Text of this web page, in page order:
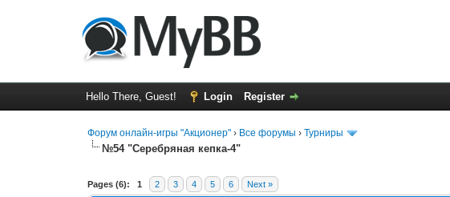
Hello There, Guest! Login Register
Форум онлайн-игры "Акционер" › Все форумы ›Турниры
№54 "Серебряная кепка-4"
Pages (6): 1 2 3 4 5 6 Next »
0 Vote(s) - 0 Average
1
2
3
4
5